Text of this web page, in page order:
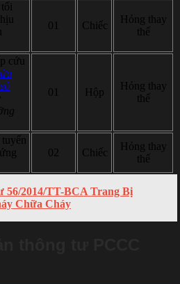
01 Chiếc
Hỏng thay
thế
cứu
01 Hộp
Hỏng thay
thế
02 Chiếc
Hỏng thay
thế
56/2014/TT-BCA Trang Bị
Chữa Cháy